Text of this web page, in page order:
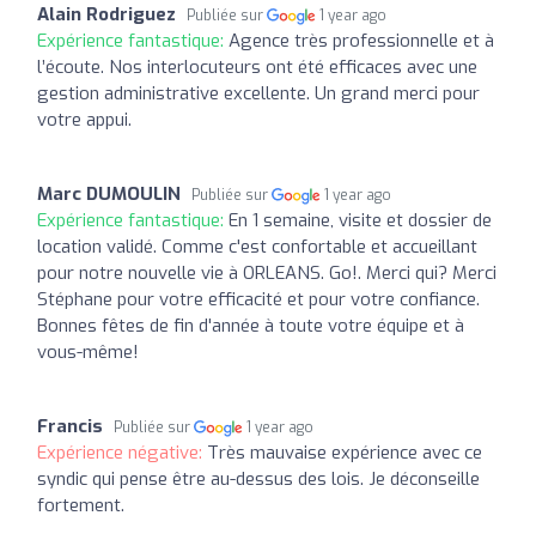
Alain Rodriguez Publiée sur 1 year ago
Expérience fantastique: Agence très professionnelle et à
l’écoute. Nos interlocuteurs ont été efficaces avec une
gestion administrative excellente. Un grand merci pour
votre appui.
Marc DUMOULIN Publiée sur 1 year ago
Expérience fantastique: En 1 semaine, visite et dossier de
location validé. Comme c'est confortable et accueillant
pour notre nouvelle vie à ORLEANS. Go!. Merci qui? Merci
Stéphane pour votre efficacité et pour votre confiance.
Bonnes fêtes de fin d'année à toute votre équipe et à
vous-même!
Francis Publiée sur 1 year ago
Expérience négative: Très mauvaise expérience avec ce
syndic qui pense être au-dessus des lois. Je déconseille
fortement.